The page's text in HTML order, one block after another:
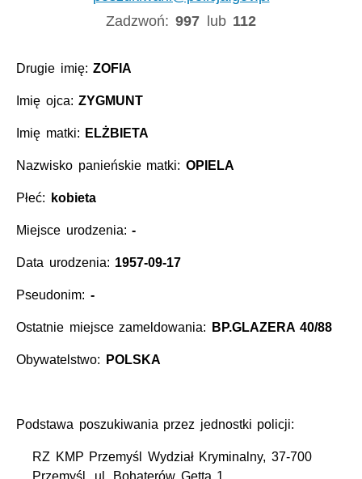
Zadzwoń:997 lub 112
Drugie imię:ZOFIA
Imię ojca:ZYGMUNT
Imię matki: ELŻBIETA
Nazwisko panieńskie matki: OPIELA
Płeć: kobieta
Miejsce urodzenia:-
Data urodzenia: 1957-09-17
Pseudonim: -
Ostatnie miejsce zameldowania: BP.GLAZERA 40/88
Obywatelstwo: POLSKA
Podstawa poszukiwania przez jednostki policji:
RZ KMP Przemyśl Wydział Kryminalny, 37-700
Przemyśl, ul. Bohaterów Getta 1